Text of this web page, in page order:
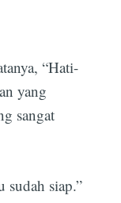
“Hati-
yang
sangat
sudah siap.”